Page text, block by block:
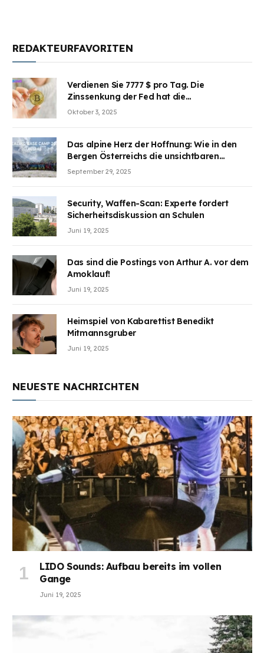
REDAKTEURFAVORITEN
Verdienen Sie 7777 $ pro Tag. Die
Zinssenkung der Fed hat die
Aufmerksamkeit des Marktes erregt.
Oktober 3, 2025
Das alpine Herz der Hoffnung: Wie in den
Bergen Österreichs die unsichtbaren
Wunden des Kriegesheilen
September 29, 2025
Security, Waffen-Scan: Experte fordert
Sicherheitsdiskussion an Schulen
Juni 19, 2025
Das sind die Postings von Arthur A. vor dem
Amoklauf!
Juni 19, 2025
Heimspiel von Kabarettist Benedikt
Mitmannsgruber
Juni 19, 2025
NEUESTE NACHRICHTEN
LIDO Sounds: Aufbau bereits im vollen
Gange
Juni 19, 2025